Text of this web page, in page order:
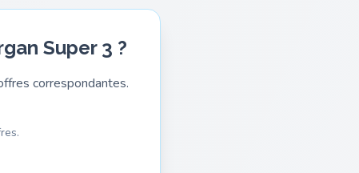
Super 3 ?
correspondantes.